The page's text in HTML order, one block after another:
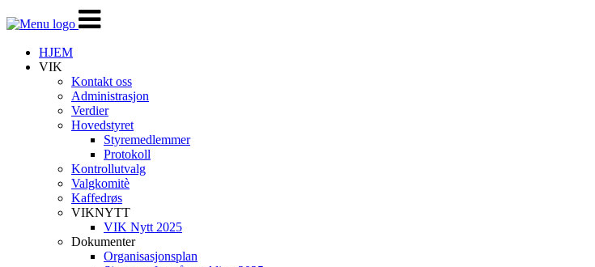
Veksle
navigasjon
HJEM
VIK
Kontakt oss
Administrasjon
Verdier
Hovedstyret
Styremedlemmer
Protokoll
Kontrollutvalg
Valgkomitè
Kaffedrøs
VIKNYTT
VIK Nytt 2025
Dokumenter
Organisasjonsplan